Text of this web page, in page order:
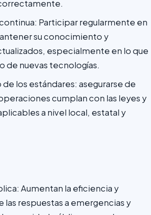
Participar regularmente en
su conocimiento y
especialmente en lo que
de nuevas tecnologías.
los estándares: asegurarse de
cumplan con las leyes y
a nivel local, estatal y
Aumentan la eficiencia y
respuestas a emergencias y